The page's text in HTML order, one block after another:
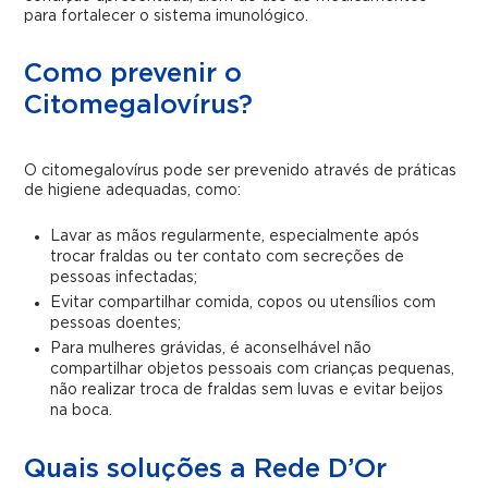
para fortalecer o sistema imunológico.
Como prevenir o
Citomegalovírus?
O citomegalovírus pode ser prevenido através de práticas
de higiene adequadas, como:
Lavar as mãos regularmente, especialmente após
trocar fraldas ou ter contato com secreções de
pessoas infectadas;
Evitar compartilhar comida, copos ou utensílios com
pessoas doentes;
Para mulheres grávidas, é aconselhável não
compartilhar objetos pessoais com crianças pequenas,
não realizar troca de fraldas sem luvas e evitar beijos
na boca.
Quais soluções a Rede D’Or